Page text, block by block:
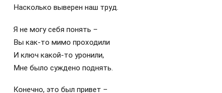
Насколько выверен наш труд.
Я не могу себя понять –
Вы как-то мимо проходили
И ключ какой-то уронили,
Мне было суждено поднять.
Конечно, это был привет –